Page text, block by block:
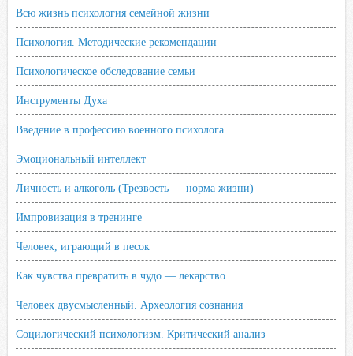
Всю жизнь психология семейной жизни
Психология. Методические рекомендации
Психологическое обследование семьи
Инструменты Духа
Введение в профессию военного психолога
Эмоциональный интеллект
Личность и алкоголь (Трезвость — норма жизни)
Импровизация в тренинге
Человек, играющий в песок
Как чувства превратить в чудо — лекарство
Человек двусмысленный. Археология сознания
Социлогический психологизм. Критический анализ